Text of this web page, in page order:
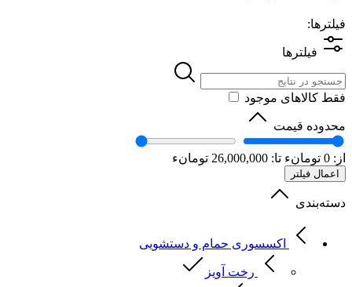
فیلترها:
فیلترها
فقط کالاهای موجود
محدوده قیمت
از: 0 تومانء تا: 26,000,000 تومانء
اعمال فیلتر
دسته‌بندی
اکسسوری حمام و دستشویی
رخت آویز